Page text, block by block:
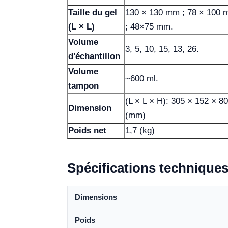
Taille du gel
(L × L)
130 × 130 mm ; 78 × 100
; 48×75 mm.
Volume
d'échantillon
3, 5, 10, 15, 13, 26.
Volume
tampon
~600 ml.
Dimension
(L × L × H): 305 × 152 × 80
(mm)
Poids net
1,7 (kg)
Spécifications techniques
Dimensions
Poids